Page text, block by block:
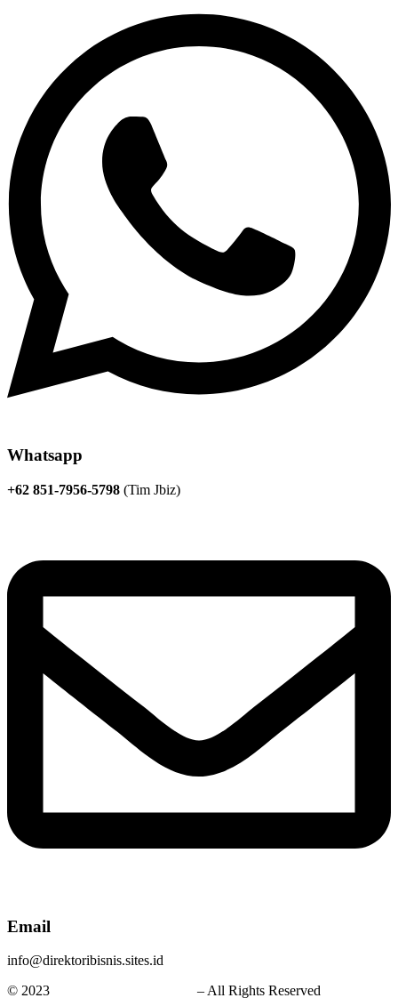
Whatsapp
+62 851-7956-5798 (Tim Jbiz)
Email
info@direktoribisnis.sites.id
© 2023
– All Rights Reserved